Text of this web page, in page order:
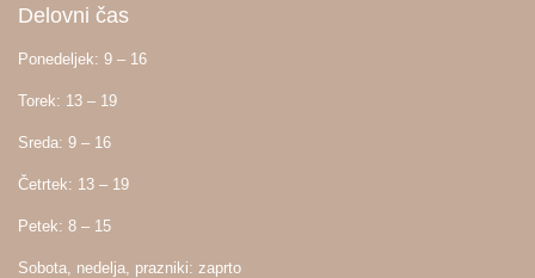
Delovni čas
Ponedeljek: 9 – 16
Torek: 13 – 19
Sreda: 9 – 16
Četrtek: 13 – 19
Petek: 8 – 15
Sobota, nedelja, prazniki: zaprto